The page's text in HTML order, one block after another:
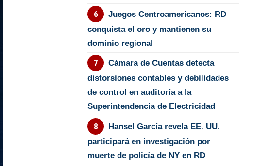
Juegos Centroamericanos: RD
conquista el oro y mantienen su
dominio regional
Cámara de Cuentas detecta
distorsiones contables y debilidades
de control en auditoría a la
Superintendencia de Electricidad
Hansel García revela EE. UU.
participará en investigación por
muerte de policía de NY en RD